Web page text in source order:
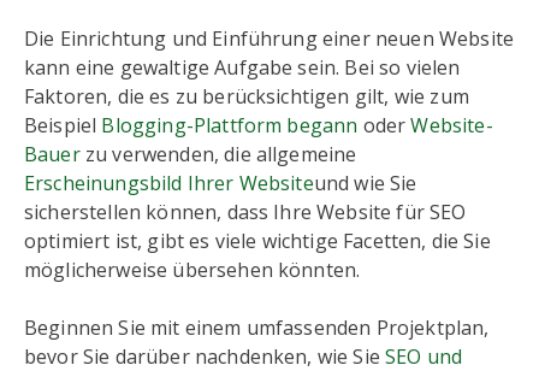
Die Einrichtung und Einführung einer neuen Website
kann eine gewaltige Aufgabe sein. Bei so vielen
Faktoren, die es zu berücksichtigen gilt, wie zum
Beispiel Blogging-Plattform begann oderWebsite-
Bauerzu verwenden, die allgemeine
Erscheinungsbild Ihrer Websiteund wie Sie
sicherstellen können, dass Ihre Website für SEO
optimiert ist, gibt es viele wichtige Facetten, die Sie
möglicherweise übersehen könnten.
Beginnen Sie mit einem umfassenden Projektplan,
bevor Sie darüber nachdenken, wie SieSEO und